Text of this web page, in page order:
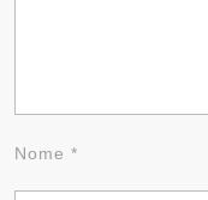
Nome *